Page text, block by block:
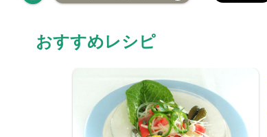
おすすめレシピ